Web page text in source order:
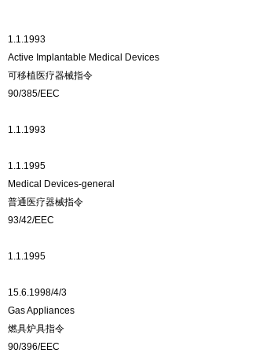
1.1.1993
Active Implantable Medical Devices
可移植医疗器械指令
90/385/EEC
1.1.1993
1.1.1995
Medical Devices-general
普通医疗器械指令
93/42/EEC
1.1.1995
15.6.1998/4/3
Gas Appliances
燃具炉具指令
90/396/EEC